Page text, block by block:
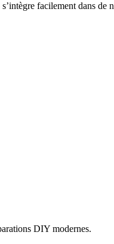
facilement dans de
DIY modernes.